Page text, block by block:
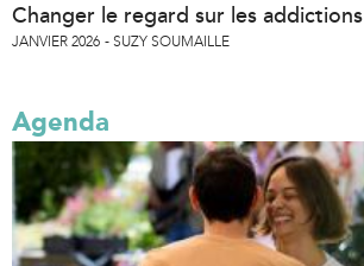
Changer le regard sur les addictions
JANVIER 2026 SUZY SOUMAILLE
Agenda